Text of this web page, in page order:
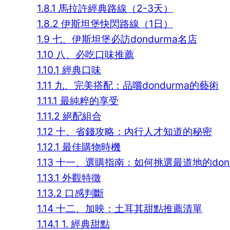
1.8.1 馬拉許經典路線（2-3天）
1.8.2 伊斯坦堡快閃路線（1日）
1.9 七、伊斯坦堡必訪dondurma名店
1.10 八、必吃口味推薦
1.10.1 經典口味
1.11 九、完美搭配：品嚐dondurma的藝術
1.11.1 最純粹的享受
1.11.2 絕配組合
1.12 十、省錢攻略：內行人才知道的秘密
1.12.1 最佳購物時機
1.13 十一、選購指南：如何挑選最道地的
1.13.1 外觀特徵
1.13.2 口感判斷
1.14 十二、加映：土耳其甜點推薦清單
1.14.1 1. 經典甜點